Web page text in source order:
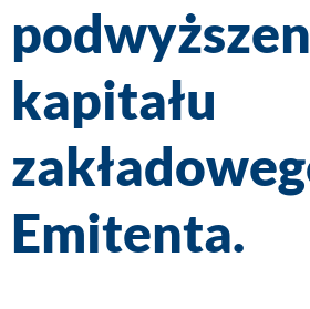
kapitału
Emitenta.